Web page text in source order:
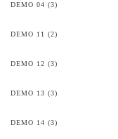
DEMO 04 (3)
DEMO 11 (2)
DEMO 12 (3)
DEMO 13 (3)
DEMO 14 (3)